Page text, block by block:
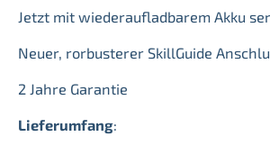
Jetzt mit wiederaufladbarem Akku
Neuer, rorbusterer SkillGuide
2 Jahre Garantie
Lieferumfang: